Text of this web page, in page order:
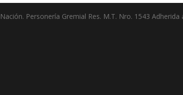
Personería Gremial Res. M.T. Nro. 1543 Adherida